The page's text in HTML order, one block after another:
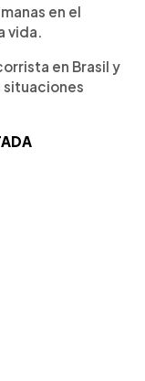
en el
vida.
en Brasil y
situaciones